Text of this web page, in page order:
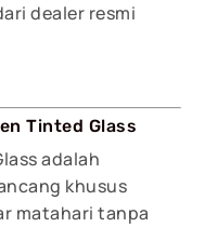
dealer resmi
Tinted Glass
adalah
khusus
matahari tanpa